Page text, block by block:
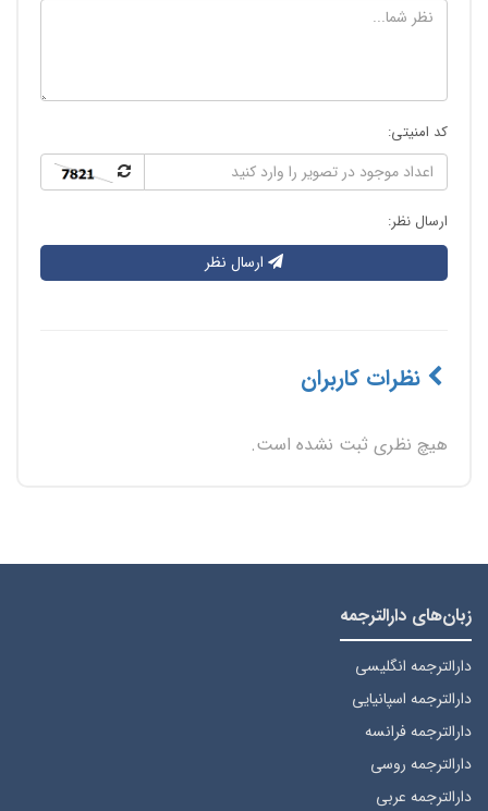
کد امنیتی:
ارسال نظر:
ارسال نظر
نظرات کاربران
هیچ نظری ثبت نشده است.
زبان‌های دارالترجمه
دارالترجمه انگلیسی
دارالترجمه اسپانیایی
دارالترجمه فرانسه
دارالترجمه روسی
دارالترجمه عربی